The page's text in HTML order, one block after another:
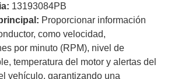
13193084PB
Proporcionar información
como velocidad,
por minuto (RPM), nivel de
temperatura del motor y alertas del
vehículo, garantizando una